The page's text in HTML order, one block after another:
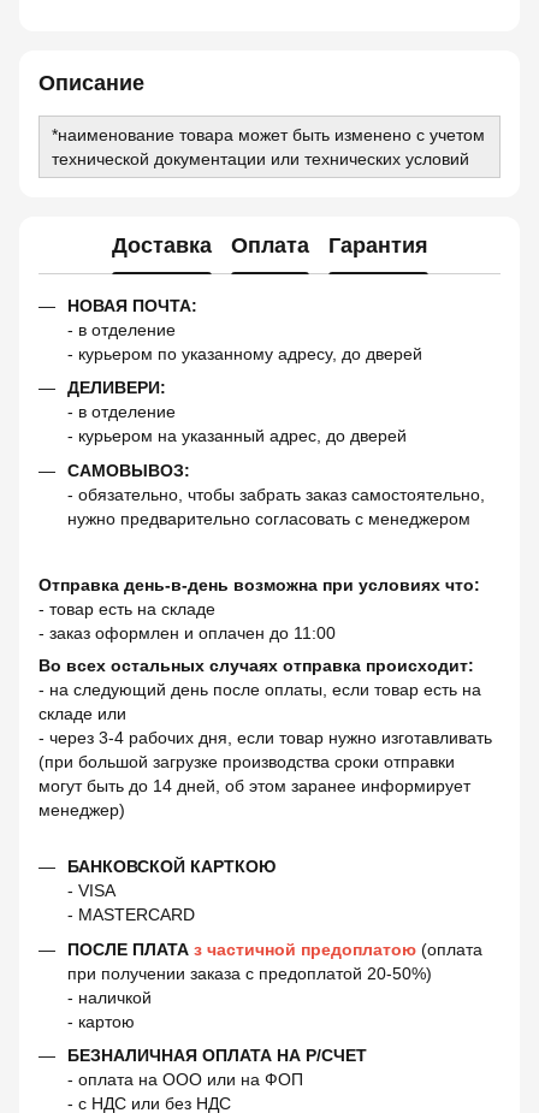
Описание
*наименование товара может быть изменено с учетом
технической документации или технических условий
Доставка Оплата Гарантия
НОВАЯ ПОЧТА:
- в отделение
- курьером по указанному адресу, до дверей
ДЕЛИВЕРИ:
- в отделение
- курьером на указанный адрес, до дверей
САМОВЫВОЗ:
- обязательно, чтобы забрать заказ самостоятельно,
нужно предварительно согласовать с менеджером
Отправка день-в-день возможна при условиях что:
- товар есть на складе
- заказ оформлен и оплачен до 11:00
Во всех остальных случаях отправка происходит:
- на следующий день после оплаты, если товар есть на
складе или
- через 3-4 рабочих дня, если товар нужно изготавливать
(при большой загрузке производства сроки отправки
могут быть до 14 дней, об этом заранее информирует
менеджер)
БАНКОВСКОЙ КАРТКОЮ
- VISA
- MASTERCARD
ПОСЛЕ ПЛАТА з частичной предоплатою (оплата
при получении заказа с предоплатой 20-50%)
- наличкой
- картою
БЕЗНАЛИЧНАЯ ОПЛАТА НА Р/СЧЕТ
- оплата на ООО или на ФОП
- с НДС или без НДС